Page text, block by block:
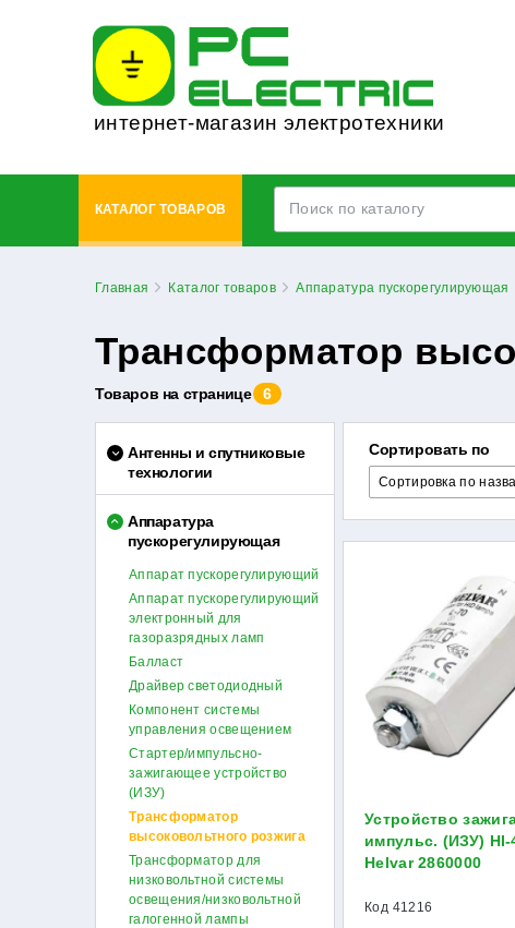
интернет-магазин электротехники
КАТАЛОГ ТОВАРОВ
Главная Каталог товаров Аппаратура пускорегулирующая
Трансформатор
Товаров на странице 6
Антенны и спутниковые
технологии
Аппаратура
пускорегулирующая
Аппарат пускорегулирующий
Аппарат пускорегулирующий
электронный для
газоразрядных ламп
Балласт
Драйвер светодиодный
Компонент системы
управления освещением
Стартер/импульсно-
зажигающее устройство
(ИЗУ)
Трансформатор
высоковольтного розжига
Трансформатор для
низковольтной системы
освещения/низковольтной
галогенной лампы
Сортировать по
Сортировка по
Устройство
импульс. (ИЗУ) HI-
Helvar 2860000
Код 41216